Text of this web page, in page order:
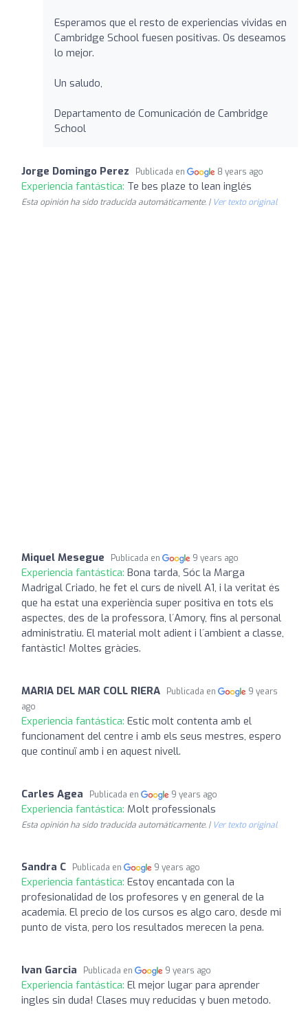
Esperamos que el resto de experiencias vividas en
Cambridge School fuesen positivas. Os deseamos
lo mejor.
Un saludo,
Departamento de Comunicación de Cambridge
School
Jorge Domingo Perez Publicada en 8 years ago
Experiencia fantástica: Te bes plaze to lean inglés
Esta opinión ha sido traducida automáticamente. | Ver texto original
Miquel Mesegue Publicada en 9 years ago
Experiencia fantástica: Bona tarda, Sóc la Marga
Madrigal Criado, he fet el curs de nivell A1, i la veritat és
que ha estat una experiència super positiva en tots els
aspectes, des de la professora, l´Amory, fins al personal
administratiu. El material molt adient i l´ambient a classe,
fantàstic! Moltes gràcies.
MARIA DEL MAR COLL RIERA Publicada en
9 years
ago
Experiencia fantástica: Estic molt contenta amb el
funcionament del centre i amb els seus mestres, espero
que continuï amb i en aquest nivell.
Carles Agea Publicada en 9 years ago
Experiencia fantástica: Molt professionals
Esta opinión ha sido traducida automáticamente. | Ver texto original
Sandra C Publicada en 9 years ago
Experiencia fantástica: Estoy encantada con la
profesionalidad de los profesores y en general de la
academia. El precio de los cursos es algo caro, desde mi
punto de vista, pero los resultados merecen la pena.
Ivan Garcia Publicada en 9 years ago
Experiencia fantástica: El mejor lugar para aprender
ingles sin duda! Clases muy reducidas y buen metodo.